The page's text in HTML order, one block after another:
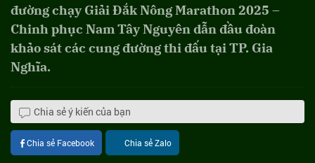
đường chạy Giải Đắk Nông Marathon 2025 –
Chinh phục Nam Tây Nguyên dẫn đầu đoàn
khảo sát các cung đường thi đấu tại TP. Gia
Nghĩa.
Chia sẻ ý kiến của bạn
Chia sẻ Facebook Chia sẻ Zalo